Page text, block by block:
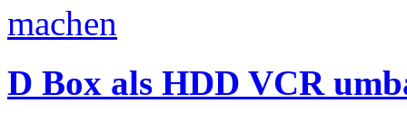
D Box als HDD VCR